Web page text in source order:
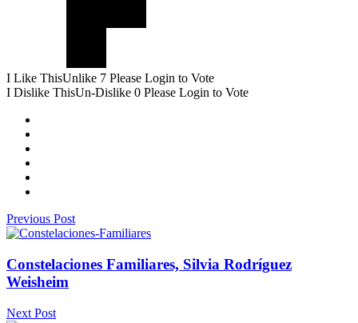
I Like ThisUnlike 7 Please Login to Vote
I Dislike ThisUn-Dislike 0 Please Login to Vote
Previous Post
Constelaciones Familiares, Silvia Rodríguez
Weisheim
Next Post